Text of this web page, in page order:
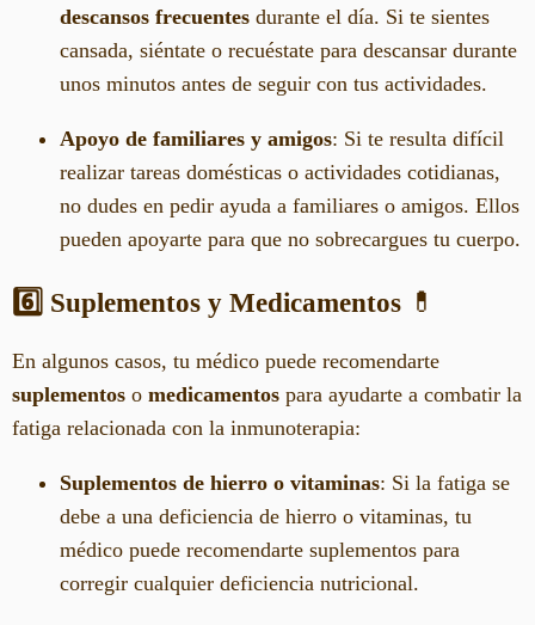
descansos frecuentes durante el día. Si te sientes
cansada, siéntate o recuéstate para descansar durante
unos minutos antes de seguir con tus actividades.
Apoyo de familiares y amigos: Si te resulta difícil
realizar tareas domésticas o actividades cotidianas,
no dudes en pedir ayuda a familiares o amigos. Ellos
pueden apoyarte para que no sobrecargues tu cuerpo.
6️⃣ Suplementos y Medicamentos 💊
En algunos casos, tu médico puede recomendarte
suplementos o medicamentos para ayudarte a combatir la
fatiga relacionada con la inmunoterapia:
Suplementos de hierro o vitaminas: Si la fatiga se
debe a una deficiencia de hierro o vitaminas, tu
médico puede recomendarte suplementos para
corregir cualquier deficiencia nutricional.